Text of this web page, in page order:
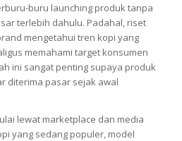
buru launching produk tanpa
terlebih dahulu. Padahal, riset
mengetahui tren kopi yang
memahami target konsumen
ini sangat penting supaya produk
diterima pasar sejak awal
lewat marketplace dan media
yang sedang populer, model